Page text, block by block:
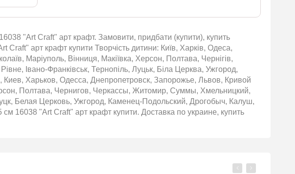
"Art Craft" арт крафт. Замовити, придбати (купити), купить
Craft" арт крафт купити Творчість дитини: Київ, Харків, Одеса,
Маріуполь, Вінниця, Макіївка, Херсон, Полтава, Чернігів,
Івано-Франківськ, Тернопіль, Луцьк, Біла Церква, Ужгород,
Харьков, Одесса, Днепропетровск, Запорожье, Львов, Кривой
Полтава, Чернигов, Черкассы, Житомир, Суммы, Хмельницкий,
Белая Церковь, Ужгород, Каменец-Подольский, Дрогобыч, Калуш,
16038 "Art Craft" арт крафт купити. Доставка по украине, купить